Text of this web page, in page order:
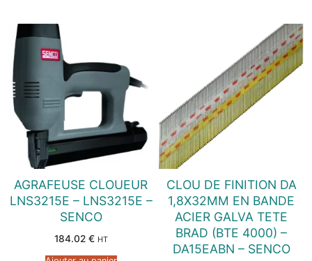
AGRAFEUSE CLOUEUR
LNS3215E – LNS3215E –
SENCO
184.02 € HT
CLOU DE FINITION DA
1,8X32MM EN BANDE
ACIER GALVA TETE
BRAD (BTE 4000) –
DA15EABN – SENCO